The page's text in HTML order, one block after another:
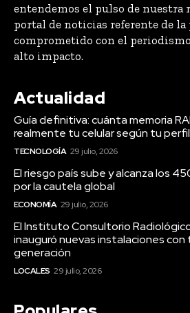
entendemos el pulso de nuestra
portal de noticias referente de
comprometido con el
alto impacto.
Actualidad
Guía definitiva: cuánta memoria
realmente tu celular según tu
TECNOLOGÍA 29 julio, 2026
El riesgo país sube y alcanza los
por la cautela global
ECONOMÍA 29 julio, 2026
El Instituto Consultorio
inauguró nuevas instalaciones
generación
LOCALES 29 julio, 2026